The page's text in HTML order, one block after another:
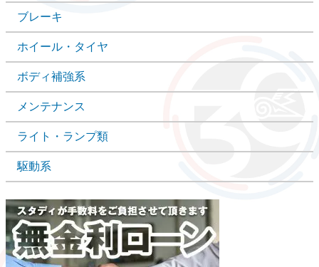
ブレーキ
ホイール・タイヤ
ボディ補強系
メンテナンス
ライト・ランプ類
駆動系